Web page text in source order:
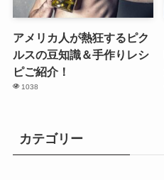
アメリカ人が熱狂するピク
ルスの豆知識＆手作りレシ
ピご紹介！
1038
カテゴリー